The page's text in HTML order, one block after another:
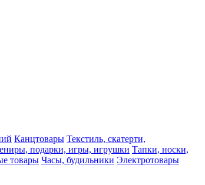
Канцтовары Текстиль, скатерти,
подарки, игры, игрушки Тапки, носки,
товары Часы, будильники Электротовары